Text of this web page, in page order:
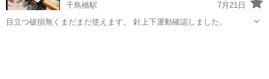
千鳥橋駅
7月21日
目立つ破損無くまだまだ使えます。 針上下運動確認しました。